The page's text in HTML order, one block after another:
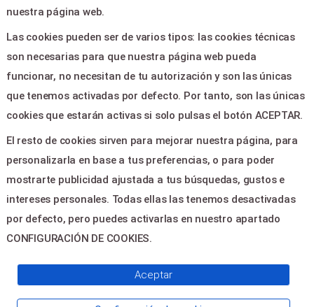
Ayuda
Aviso legal
Política de privacidad
Contactar
CONTACTO
ELDA 03600
teatrocastelar@elda.es
966 98 22 22
Servientradas
Reserved
nuestra página web.
Las cookies pueden ser de varios tipos: las cookies técnicas
son necesarias para que nuestra página web pueda
funcionar, no necesitan de tu autorización y son las únicas
que tenemos activadas por defecto. Por tanto, son las únicas
cookies que estarán activas si solo pulsas el botón ACEPTAR.
El resto de cookies sirven para mejorar nuestra página, para
personalizarla en base a tus preferencias, o para poder
mostrarte publicidad ajustada a tus búsquedas, gustos e
intereses personales. Todas ellas las tenemos desactivadas
por defecto, pero puedes activarlas en nuestro apartado
CONFIGURACIÓN DE COOKIES.
Aceptar